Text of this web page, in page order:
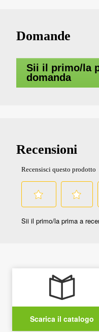
Domande
Sii il primo/la
domanda
Scarica il catalogo